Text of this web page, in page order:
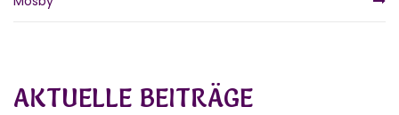
AKTUELLE BEITRÄGE